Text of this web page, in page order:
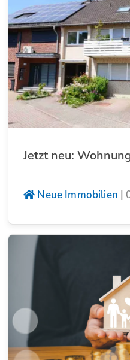
Jetzt neu:
Neue Immobilien |